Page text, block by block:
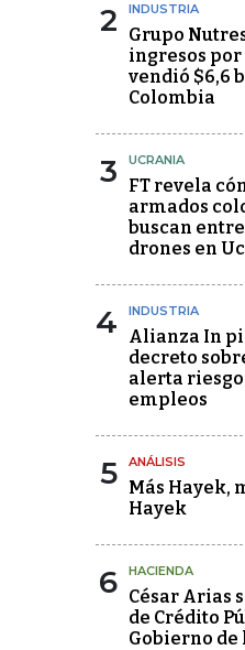
2 INDUSTRIA
Grupo
ingresos por
vendió $6,6
Colombia
3 UCRANIA
FT revela
armados
buscan
drones en
4 INDUSTRIA
Alianza In
decreto
alerta
empleos
5 ANÁLISIS
Más Hayek,
Hayek
6 HACIENDA
César Arias
de Crédito
Gobierno